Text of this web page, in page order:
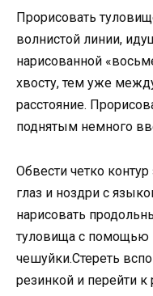
Прорисовать
волнистой линии,
нарисованной
хвосту, тем уже
расстояние.
поднятым немного
Обвести четко
глаз и ноздри с
нарисовать
туловища с помощью
чешуйки.Стереть
резинкой и перейти